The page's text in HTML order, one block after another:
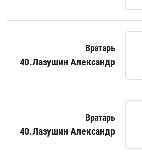
Вратарь
40.Лазушин Александр
Вратарь
40.Лазушин Александр